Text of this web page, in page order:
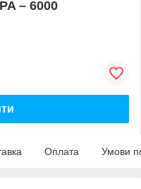
– 6000
Оплата Умови